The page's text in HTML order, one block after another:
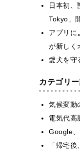
日本初
Tokyo」
アプリに
が新しく
愛犬を守
カテゴリ
気候変動
電気代高
Google
「帰宅